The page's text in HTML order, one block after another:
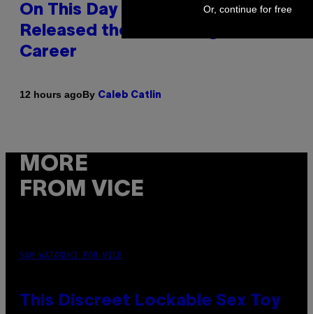
On This Day 13 Years Ago, Drake
Released the Best Song of His
Career
12 hours agoBy Caleb Catlin
MORE
FROM VICE
SAM WATANUKI FOR VICE
This Discreet Lockable Sex Toy
Or, continue for free